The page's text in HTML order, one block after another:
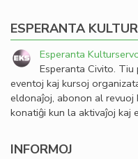
ESPERANTA
Esperanta
Esperanta Civito.
eventoj kaj kursoj
eldonaĵoj, abonon al
konatiĝi kun la aktivaĵoj kaj
INFORMOJ